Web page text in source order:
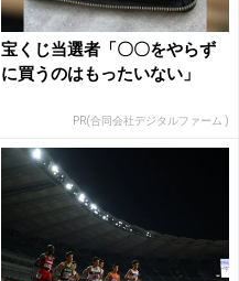
宝くじ当選者「〇〇をやらず
に買うのはもったいない」
PR(合同会社デジタルファーム )